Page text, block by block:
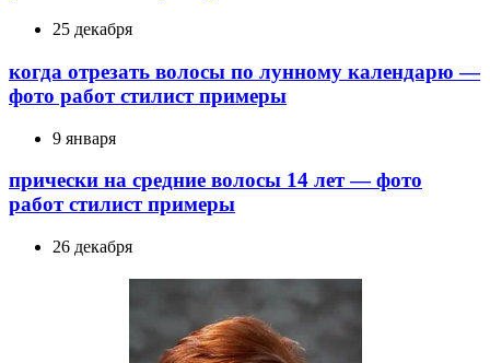
25 декабря
когда отрезать волосы по лунному календарю —
фото работ стилист примеры
9 января
прически на средние волосы 14 лет — фото
работ стилист примеры
26 декабря